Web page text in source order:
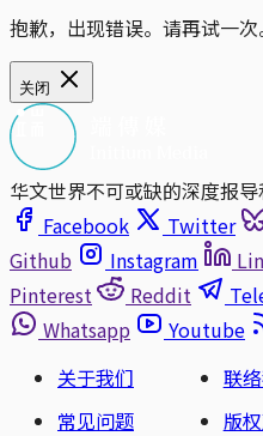
抱歉，出现错误。请再试一次
关闭
华文世界不可或缺的深度报
Facebook
Twitter
Github
Instagram
Pinterest
Reddit
Whatsapp
Youtube
关于我们
联
常见问题
版